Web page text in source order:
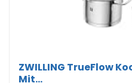
ZWILLING TrueFlow
Mit...